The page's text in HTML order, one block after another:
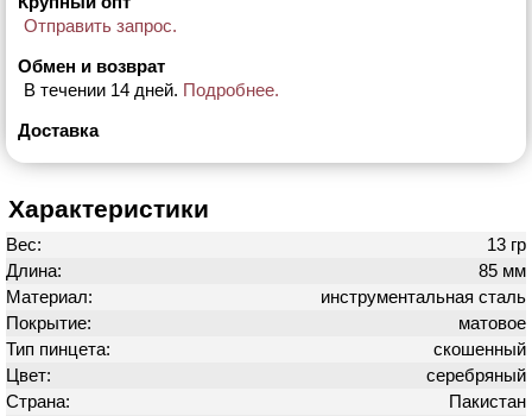
Отправить запрос.
Обмен и возврат
В течении 14 дней. Подробнее.
Доставка
Характеристики
Вес:
13 гр
Длина:
85 мм
Материал:
инструментальная сталь
Покрытие:
матовое
Тип пинцета:
скошенный
Цвет:
серебряный
Страна:
Пакистан